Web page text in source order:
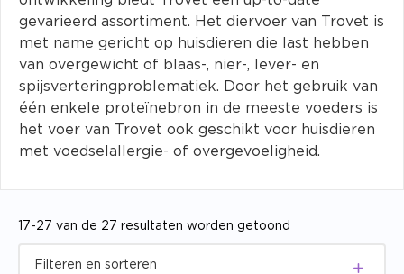
gevarieerd assortiment. Het diervoer van Trovet is
met name gericht op huisdieren die last hebben
van overgewicht of blaas-, nier-, lever- en
spijsverteringproblematiek. Door het gebruik van
één enkele proteïnebron in de meeste voeders is
het voer van Trovet ook geschikt voor huisdieren
met voedselallergie- of overgevoeligheid.
17-27 van de 27 resultaten worden getoond